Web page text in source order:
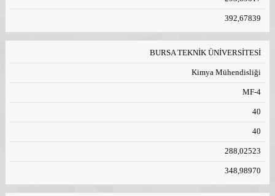
392,67839
BURSA TEKNİK ÜNİVERSİTESİ
Kimya Mühendisliği
MF-4
40
40
288,02523
348,98970